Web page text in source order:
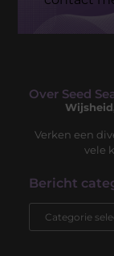
Over Seed
Verken een
vele
Bericht